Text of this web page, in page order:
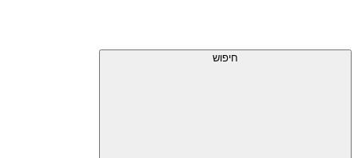
עליון
חיפוש